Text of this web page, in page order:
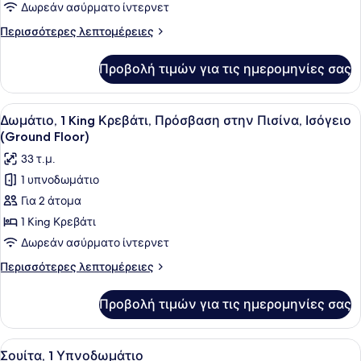
Κρεβάτι
Δωρεάν ασύρματο ίντερνετ
Περισσότερες λεπτομέρειες
Περισσότερες
1
King
Κρεβάτι
Προβολή τιμών για τις ημερομηνίες σας
Προβολή
όλων
των
φωτογραφιών
για
Δωμάτιο,
1
King
Κρεβάτι,
Πρόσβαση
Πισίνα,
Ισόγειο
(Ground
Ένα σύγχρονο δωμάτιο
10
Δωμάτιο, 1 King Κρεβάτι, Πρόσβαση στην Πισίνα, Ισόγειο
(Ground Floor)
33 τ.μ.
1 υπνοδωμάτιο
Για 2 άτομα
1 King Κρεβάτι
Δωρεάν ασύρματο ίντερνετ
Περισσότερες λεπτομέρειες
Περισσότερες
1
King
Κρεβάτι,
Προβολή τιμών για τις ημερομηνίες σας
Προβολή
Ένα σύγχρονο δωμάτιο
9
Σουίτα, 1 Υπνοδωμάτιο